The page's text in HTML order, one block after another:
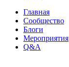
Главная
Сообщество
Блоги
Мероприятия
Q&A